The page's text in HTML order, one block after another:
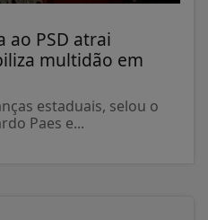
ao PSD atrai
multidão em
estaduais, selou o
Paes e...